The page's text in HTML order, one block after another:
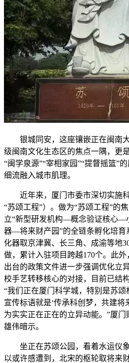
银城同安，这座镶嵌正在闽南大
级闽南文化生态区的焦点一隅，更
“闽学泉源”“宰相家园”“提督摇篮”
细流融入城市肌理。
近年来，厦门市委市深切实施科
“苏颂工程”）。做为“苏颂工程”的
立“新型研发机构—概念验证核心
器—将来财产园”的全链条孵化培
化器取京津冀、长三角、成渝等地
做，累计入驻项目跨越170个。此外
出台的政策文件进一步强调优化立
校手艺转移核心的对接，目前已结
“我们正在厦门科学城，特别是苏
宣传标语就是‘传承科创梦，共建将
为实实正在正在的立异动能。”厦
雄伟暗示。
坐正在苏颂公园，看着水运仪象
以或许感遭到，北宋的枢轮取将来